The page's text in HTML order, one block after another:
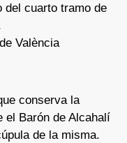
del cuarto tramo de
València
conserva la
el Barón de Alcahalí
de la misma.